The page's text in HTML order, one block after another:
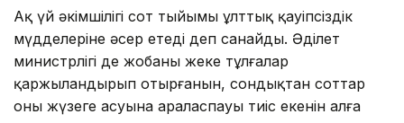
Ақ үй әкімшілігі сот тыйымы ұлттық қауіпсіздік
мүдделеріне әсер етеді деп санайды. Әділет
министрлігі де жобаны жеке тұлғалар
қаржыландырып отырғанын, сондықтан соттар
оның жүзеге асуына араласпауы тиіс екенін алға